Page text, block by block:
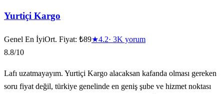
Yurtiçi Kargo
Genel En İyiOrt. Fiyat: ₺89★4.2· 3K yorum
8.8/10
Lafı uzatmayayım. Yurtiçi Kargo alacaksan kafanda olması gereken
soru fiyat değil, türkiye genelinde en geniş şube ve hizmet noktası